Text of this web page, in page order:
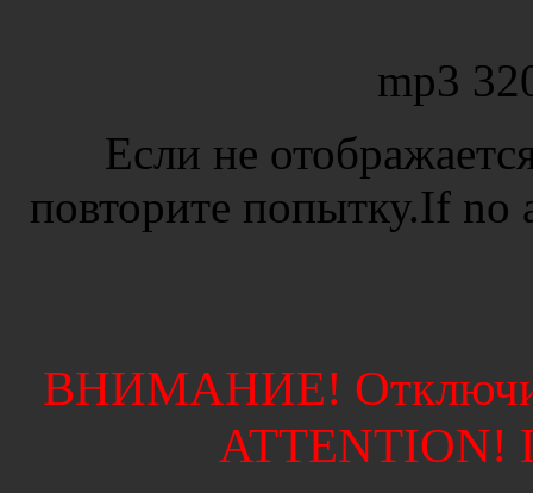
mp3
Если не
повторите попытку.If
ВНИМАНИЕ!
ATTENTION!